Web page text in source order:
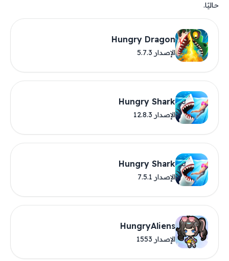
حاليًا.
Hungry Dragon
الإصدار 5.7.3
Hungry Shark
الإصدار 12.8.3
Hungry Shark
الإصدار 7.5.1
HungryAliens
الإصدار 1553